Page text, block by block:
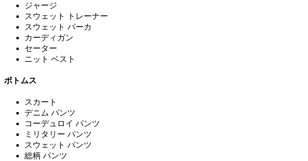
ジャージ
スウェット トレーナー
スウェット パーカ
カーディガン
セーター
ニット ベスト
ボトムス
スカート
デニム パンツ
コーデュロイ パンツ
ミリタリー パンツ
スウェット パンツ
総柄 パンツ